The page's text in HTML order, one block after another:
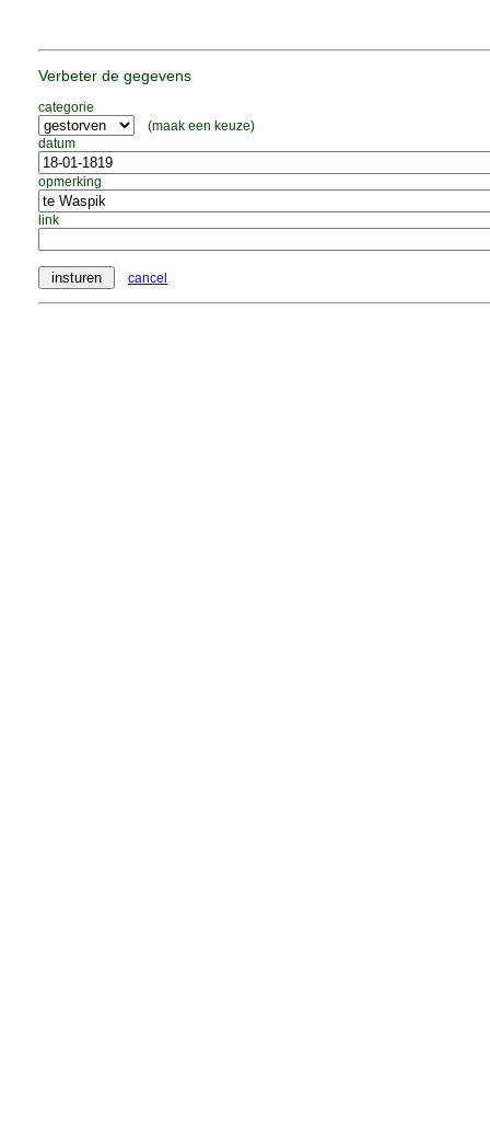
Verbeter de gegevens
categorie
(maak een keuze)
datum
opmerking
link
cancel